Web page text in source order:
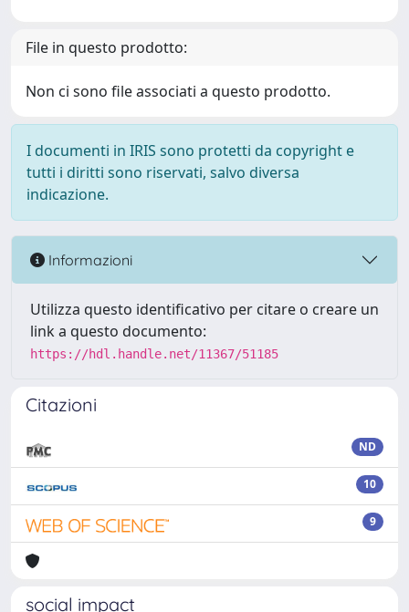
File in questo prodotto:
Non ci sono file associati a questo prodotto.
I documenti in IRIS sono protetti da copyright e
tutti i diritti sono riservati, salvo diversa
indicazione.
Informazioni
Utilizza questo identificativo per citare o creare un
link a questo documento:
https://hdl.handle.net/11367/51185
Citazioni
ND
10
9
social impact